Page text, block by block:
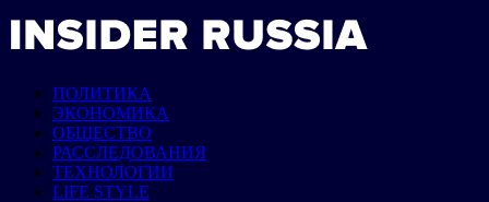
ПОЛИТИКА
ЭКОНОМИКА
ОБЩЕСТВО
РАССЛЕДОВАНИЯ
ТЕХНОЛОГИИ
LIFE STYLE